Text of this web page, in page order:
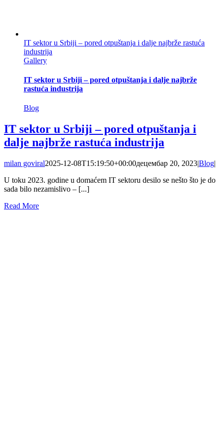
IT sektor u Srbiji – pored otpuštanja i dalje najbrže rastuća
industrija
Gallery
IT sektor u Srbiji – pored otpuštanja i dalje najbrže
rastuća industrija
Blog
IT sektor u Srbiji – pored otpuštanja i
dalje najbrže rastuća industrija
milan goviral2025-12-08T15:19:50+00:00децембар 20, 2023|Blog|
U toku 2023. godine u domaćem IT sektoru desilo se nešto što je do
sada bilo nezamislivo – [...]
Read More